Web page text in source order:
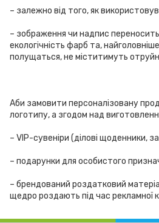
– залежно від того, як
– зображення чи надпис
екологічність фарб та,
полущаться, не міститимуть
Аби замовити персоналізовану
логотипу, а згодом над
– VIP-сувеніри (ділові щоденники,
– подарунки для особистого
– брендований роздатковий
щедро роздають під час рекламної